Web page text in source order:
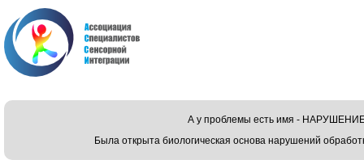
А у проблемы есть имя -
Была открыта биологическая основа нарушений